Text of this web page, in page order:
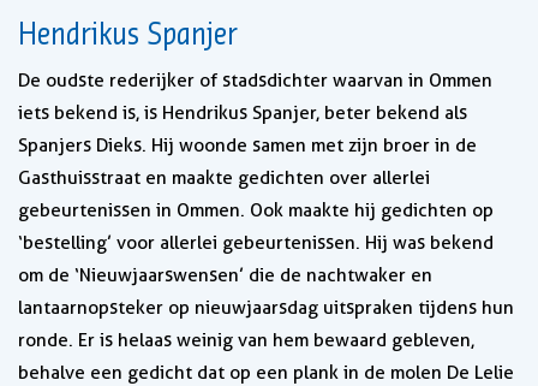
Hendrikus Spanjer
De oudste rederijker of stadsdichter waarvan in Ommen
iets bekend is, is Hendrikus Spanjer, beter bekend als
Spanjers Dieks. Hij woonde samen met zijn broer in de
Gasthuisstraat en maakte gedichten over allerlei
gebeurtenissen in Ommen. Ook maakte hij gedichten op
‘bestelling’ voor allerlei gebeurtenissen. Hij was bekend
om de ‘Nieuwjaarswensen’ die de nachtwaker en
lantaarnopsteker op nieuwjaarsdag uitspraken tijdens hun
ronde. Er is helaas weinig van hem bewaard gebleven,
behalve een gedicht dat op een plank in de molen De Lelie